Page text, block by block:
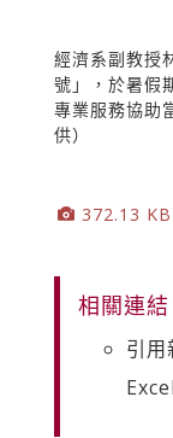
經濟系副教授
號」，於暑假
專業服務協助
供）
372.13
相關連結
引用